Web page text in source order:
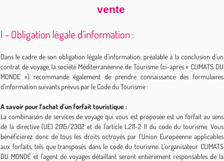
vente
I - Obligation légale d’information :
Dans le cadre de son obligation légale d’information, préalable à la conclusion d’un
contrat de voyage, la société Méditerranéenne de Tourisme (ci-après « CLIMATS DU
MONDE ») recommande également de prendre connaissance des formulaires
d’information suivants prévus par le Code du Tourisme :
A savoir pour l‘achat d’un forfait touristique :
La combinaison de services de voyage qui vous est proposée est un forfait au sens
de la directive (UE) 2015/2302 et de l'article L.211-2 II du code du tourisme. Vous
bénéficierez donc de tous les droits octroyés par l'Union Européenne applicables
aux forfaits, tels que transposés dans le code du tourisme. L'organisateur CLIMATS
DU MONDE et l’agent de voyages détaillant seront entièrement responsables de la